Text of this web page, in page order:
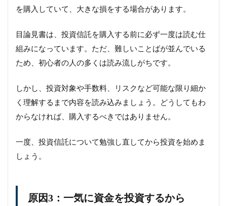
を購入していて、大きな損をする場合があります。
目論見書は、投資信託を購入する前に必ず一度は読む仕
組みになっています。ただ、難しいことばが並んでいる
ため、初心者の人の多くは読み流しがちです。
しかし、投資対象や手数料、リスクなど可能な限り細か
く理解するまで内容を読み込みましょう。どうしてもわ
からなければ、購入するべきではありません。
一度、投資信託について勉強し直してから投資を始めま
しょう。
原因3：一気に資金を投資するから